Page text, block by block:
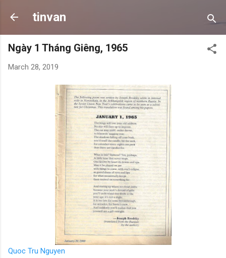
tinvan
Ngày 1 Tháng Giêng, 1965
March 28, 2019
Quoc Tru Nguyen